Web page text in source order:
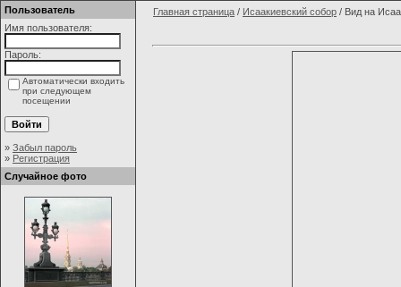
Пользователь
Имя пользователя:
Пароль:
Автоматически входить
при следующем
посещении
» Забыл пароль
» Регистрация
Случайное фото
Главная страница / Исаакиевский собор / Вид на